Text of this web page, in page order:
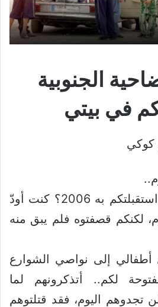
الجنوبية
في بيتي
كوكي
أتذكرون بيتي الذي استقبلتكم به 2006؟ كنت أودّ
لكنكم قصفتوه فلم يبق منه
إلى نواصي الشوارع
لكم.. أتذكرونهم لما
2006؟ لن تجدوهم اليوم، فقد قتلتوهم